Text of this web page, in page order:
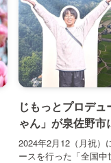
じもっとプロデ
ゃん」が泉佐野市
2024年2月12（月祝）
ースを行った「全国